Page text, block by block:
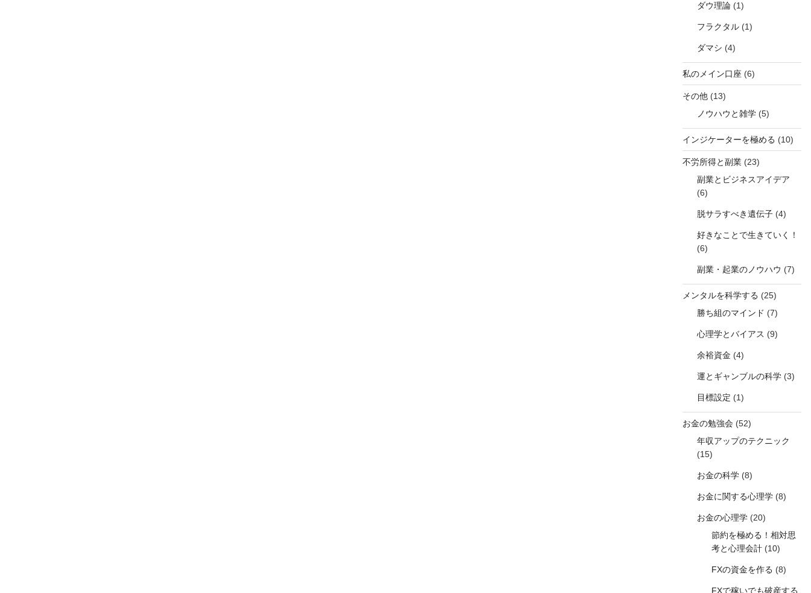
ダウ理論 (1)
フラクタル (1)
ダマシ (4)
私のメイン口座 (6)
その他 (13)
ノウハウと雑学 (5)
インジケーターを極める (10)
不労所得と副業 (23)
副業とビジネスアイデア
(6)
脱サラすべき遺伝子 (4)
好きなことで生きていく！
(6)
副業・起業のノウハウ (7)
メンタルを科学する (25)
勝ち組のマインド (7)
心理学とバイアス (9)
余裕資金 (4)
運とギャンブルの科学 (3)
目標設定 (1)
お金の勉強会 (52)
年収アップのテクニック
(15)
お金の科学 (8)
お金に関する心理学 (8)
お金の心理学 (20)
節約を極める！相対思
考と心理会計 (10)
FXの資金を作る (8)
FXで稼いでも破産する